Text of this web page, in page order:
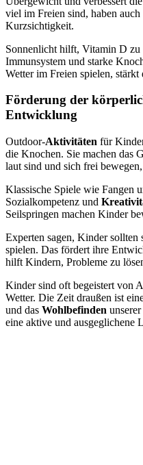
viel im Freien sind, haben
Kurzsichtigkeit.
Sonnenlicht hilft, Vitamin D zu
Immunsystem und starke
Wetter im Freien spielen,
Förderung der
Entwicklung
Outdoor-Aktivitäten für
die Knochen. Sie machen das
laut sind und sich frei
Klassische Spiele wie Fangen
Sozialkompetenz und
Seilspringen machen Kinder
Experten sagen, Kinder sollten
spielen. Das fördert ihre
hilft Kindern, Probleme zu
Kinder sind oft begeistert von
Wetter. Die Zeit draußen ist
und das Wohlbefinden
eine aktive und ausgeglichene